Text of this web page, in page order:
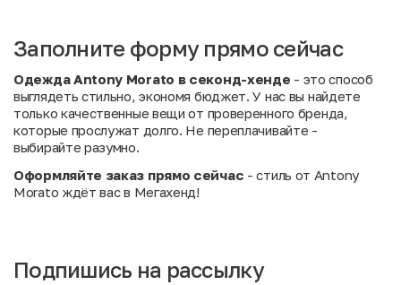
Заполните форму прямо сейчас
Одежда Antony Morato в секонд-хенде - это способ
выглядеть стильно, экономя бюджет. У нас вы найдете
только качественные вещи от проверенного бренда,
которые прослужат долго. Не переплачивайте -
выбирайте разумно.
Оформляйте заказ прямо сейчас - стиль от Antony
Morato ждёт вас в Мегахенд!
Подпишись на рассылку